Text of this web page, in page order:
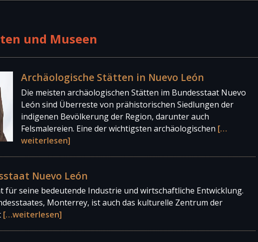
und Museen
Archäologische Stätten in Nuevo León
Die meisten archäologischen Stätten im Bundesstaat Nuevo
León sind Überreste von prähistorischen Siedlungen der
indigenen Bevölkerung der Region, darunter auch
Felsmalereien. Eine der wichtigsten archäologischen […
weiterlesen]
Nuevo León
für seine bedeutende Industrie und wirtschaftliche Entwicklung.
Monterrey, ist auch das kulturelle Zentrum der
[…weiterlesen]